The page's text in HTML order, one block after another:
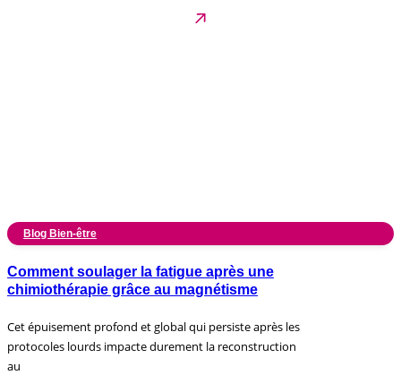
Blog Bien-être
Comment soulager la fatigue après une
chimiothérapie grâce au magnétisme
Cet épuisement profond et global qui persiste après les
protocoles lourds impacte durement la reconstruction
au